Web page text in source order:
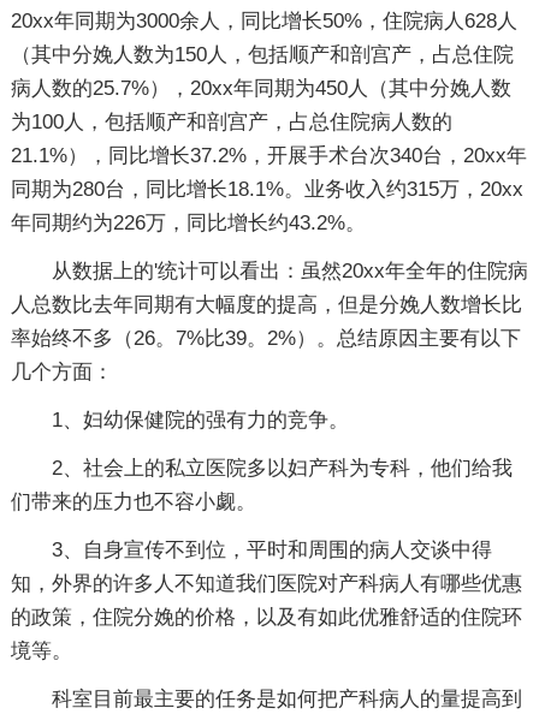
20xx年同期为3000余人，同比增长50%，住院病人628人
（其中分娩人数为150人，包括顺产和剖宫产，占总住院
病人数的25.7%），20xx年同期为450人（其中分娩人数
为100人，包括顺产和剖宫产，占总住院病人数的
21.1%），同比增长37.2%，开展手术台次340台，20xx年
同期为280台，同比增长18.1%。业务收入约315万，20xx
年同期约为226万，同比增长约43.2%。
从数据上的'统计可以看出：虽然20xx年全年的住院病
人总数比去年同期有大幅度的提高，但是分娩人数增长比
率始终不多（26。7%比39。2%）。总结原因主要有以下
几个方面：
1、妇幼保健院的强有力的竞争。
2、社会上的私立医院多以妇产科为专科，他们给我
们带来的压力也不容小觑。
3、自身宣传不到位，平时和周围的病人交谈中得
知，外界的许多人不知道我们医院对产科病人有哪些优惠
的政策，住院分娩的价格，以及有如此优雅舒适的住院环
境等。
科室目前最主要的任务是如何把产科病人的量提高到